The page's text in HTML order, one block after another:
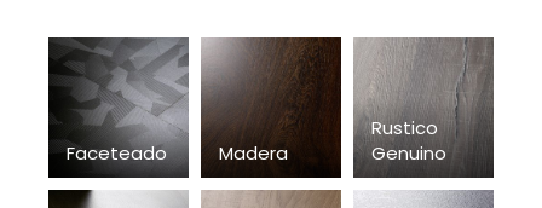
Faceteado Madera
Rustico
Genuino